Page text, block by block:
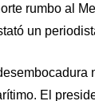
rumbo al
un
El